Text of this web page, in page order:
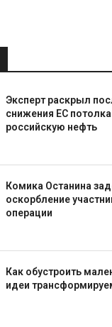
Эксперт раскрыл
снижения ЕС потолка
российскую нефть
Комика Останина
оскорбление
операции
Как обустроить
идеи